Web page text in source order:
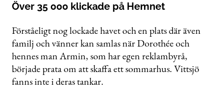
Över 35 000 klickade på Hemnet
Förståeligt nog lockade havet och en plats där även
familj och vänner kan samlas när Dorothée och
hennes man Armin, som har egen reklambyrå,
började prata om att skaffa ett sommarhus. Vittsjö
fanns inte i deras tankar.